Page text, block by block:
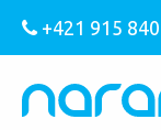
+421 915